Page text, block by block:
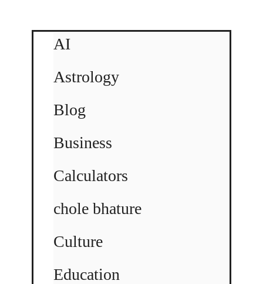
AI
Astrology
Blog
Business
Calculators
chole bhature
Culture
Education